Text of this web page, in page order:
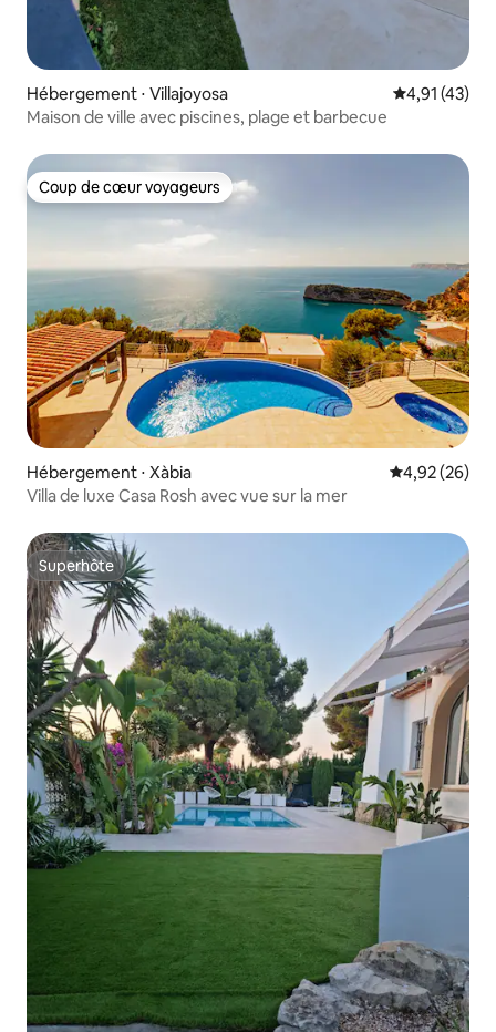
Hébergement ⋅ Villajoyosa Évaluation
4,91 (43)
Maison de ville avec piscines, plage et barbecue
Coup de cœur voyageurs
Coup de cœur voyageurs
Hébergement ⋅ Xàbia Évaluation
4,92 (26)
Villa de luxe Casa Rosh avec vue sur la mer
Superhôte
Superhôte